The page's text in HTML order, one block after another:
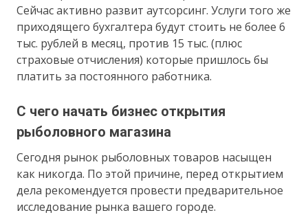
Сейчас активно развит аутсорсинг. Услуги того же
приходящего бухгалтера будут стоить не более 6
тыс. рублей в месяц, против 15 тыс. (плюс
страховые отчисления) которые пришлось бы
платить за постоянного работника.
С чего начать бизнес открытия
рыболовного магазина
Сегодня рынок рыболовных товаров насыщен
как никогда. По этой причине, перед открытием
дела рекомендуется провести предварительное
исследование рынка вашего городе.